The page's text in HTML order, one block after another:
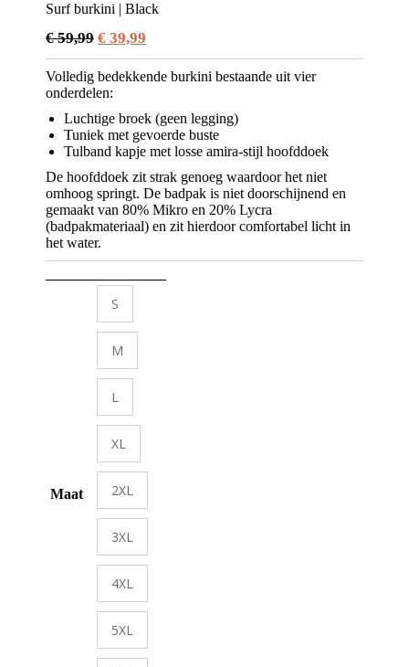
Surf burkini | Black
€59,99 Oorspronkelijke
prijs
was:
€ 39,99
prijs
is:
Volledig bedekkende burkini bestaande uit vier
onderdelen:
Luchtige broek (geen legging)
Tuniek met gevoerde buste
Tulband kapje met losse amira-stijl hoofddoek
De hoofddoek zit strak genoeg waardoor het niet
omhoog springt. De badpak is niet doorschijnend en
gemaakt van 80% Mikro en 20% Lycra
(badpakmateriaal) en zit hierdoor comfortabel licht in
het water.
Maat
S
M
L
XL
2XL
3XL
4XL
5XL